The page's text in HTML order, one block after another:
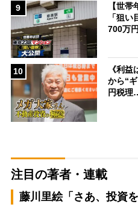
9
【世
「狙
700万
10
《利
から“
円税理
注目の著者・連載
藤川里絵「さあ、投資